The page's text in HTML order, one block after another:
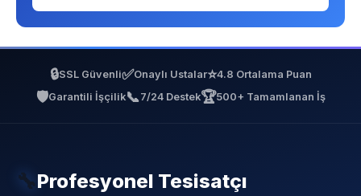
🔒SSL Güvenli✅Onaylı Ustalar⭐4.8 Ortalama Puan
🛡️Garantili İşçilik📞 7/24 Destek🏆500+ Tamamlanan İş
🔧Profesyonel Tesisatçı